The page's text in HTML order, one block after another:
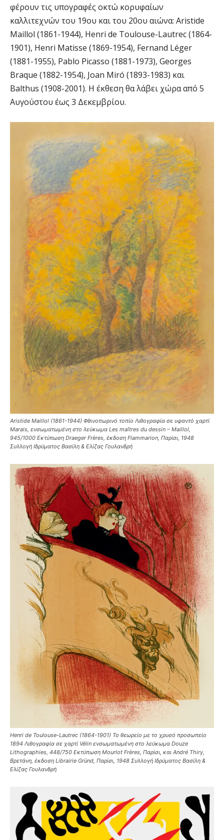
φέρουν τις υπογραφές οκτώ κορυφαίων
καλλιτεχνών του 19ου και του 20ου αιώνα: Aristide
Maillol (1861-1944), Henri de Toulouse-Lautrec (1864-
1901), Henri Matisse (1869-1954), Fernand Léger
(1881-1955), Pablo Picasso (1881-1973), Georges
Braque (1882-1954), Joan Miró (1893-1983) και
Balthus (1908-2001). Η έκθεση θα λάβει χώρα από 5
Αυγούστου έως 3 Δεκεμβρίου.
Aristide Maillol (1861-1944) Φθινοπωρινό τοπίο Λιθογραφία σε υφαντό χαρτί
Marais, ενσωματωμένη στο λεύκωμα Les maîtres du dessin – Maillol,
945/1000 Εκτύπωση Draeger Frères, έκδοση Flammarion, Παρίσι, 1948
Συλλογή Ιδρύματος Βασίλη & Ελίζας Γουλανδρή
Henri de Toulouse-Lautrec (1864-1901) Το θεωρείο με το χρυσό προσωπείο
1894 Λιθογραφία σε χαρτί Vélin ενσωματωμένη στο λεύκωμα Douze
Lithographies, 448/750 Εκτύπωση Mourlot Frères, Παρίσι, και André Thiry,
Βρετάνη, έκδοση Librairie Gründ, Παρίσι, 1948 Συλλογή Ιδρύματος Βασίλη &
Ελίζας Γουλανδρή